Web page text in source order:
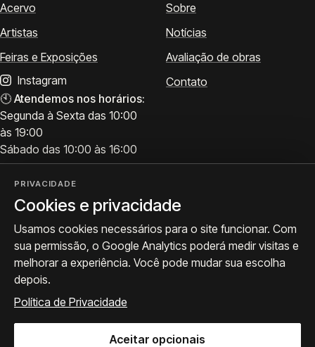
Acervo
Artistas
Feiras e Exposições
Instagram
🕙 Atendemos nos horários:
Segunda à Sexta das 10:00
às 19:00
Sábado das 10:00 às 16:00
Sobre
Notícias
Avaliação de obras
Contato
Visite
Atendimento para acervo,
avaliações e visitas.
Como chegar
Siga a ProArte
Exposições, obras e
bastidores.
PRIVACIDADE
Cookies e privacidade
Usamos cookies necessários para o site funcionar. Com
sua permissão, o Google Analytics poderá medir visitas e
melhorar a experiência. Você pode mudar sua escolha
depois.
Política de Privacidade
Aceitar opcionais